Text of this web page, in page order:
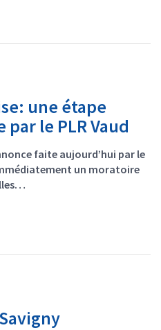
une étape
le PLR Vaud
faite aujourd’hui par le
un moratoire